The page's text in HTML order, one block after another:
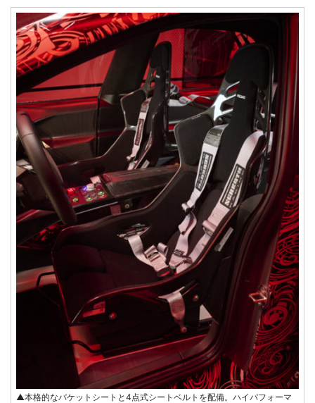
▲本格的なバケットシートと4点式シートベルトを配備。ハイパフォーマ